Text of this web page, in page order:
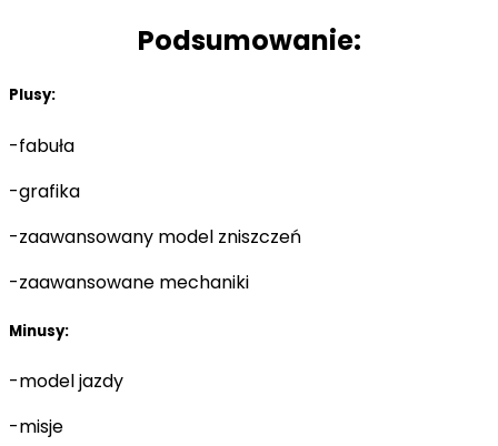
Podsumowanie:
Plusy:
-fabuła
-grafika
-zaawansowany model zniszczeń
-zaawansowane mechaniki
Minusy:
-model jazdy
-misje